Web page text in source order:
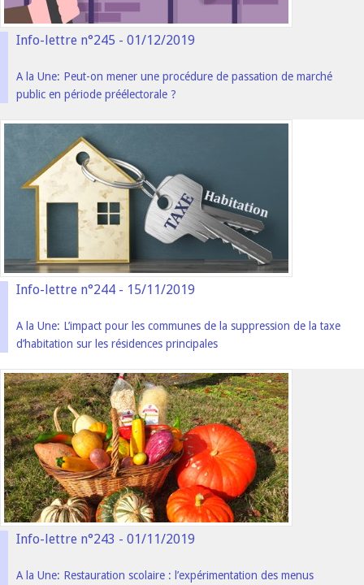
Info-lettre n°245 - 01/12/2019
A la Une: Peut-on mener une procédure de passation de marché
public en période préélectorale ?
Info-lettre n°244 - 15/11/2019
A la Une: L’impact pour les communes de la suppression de la taxe
d’habitation sur les résidences principales
Info-lettre n°243 - 01/11/2019
A la Une: Restauration scolaire : l’expérimentation des menus